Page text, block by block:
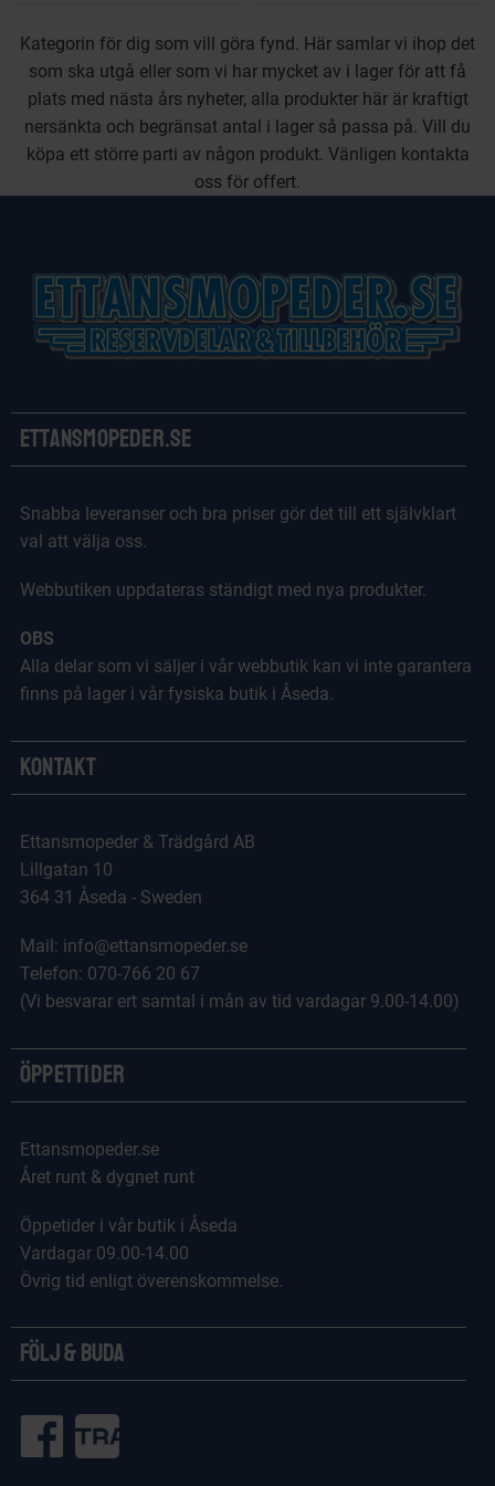
Kategorin för dig som vill göra fynd. Här samlar vi ihop det
som ska utgå eller som vi har mycket av i lager för att få
plats med nästa års nyheter, alla produkter här är kraftigt
nersänkta och begränsat antal i lager så passa på. Vill du
köpa ett större parti av någon produkt. Vänligen kontakta
oss för offert.
Ettansmopeder.se
Snabba leveranser och bra priser gör det till ett självklart
val att välja oss.
Webbutiken uppdateras ständigt med nya produkter.
OBS
Alla delar som vi säljer i vår webbutik kan vi inte garantera
finns på lager i vår fysiska butik i Åseda.
Kontakt
Ettansmopeder & Trädgård AB
Lillgatan 10
364 31 Åseda - Sweden
Mail: info@ettansmopeder.se
Telefon: 070-766 20 67
(Vi besvarar ert samtal i mån av tid vardagar 9.00-14.00)
Öppettider
Ettansmopeder.se
Året runt & dygnet runt
Öppetider i vår butik i Åseda
Vardagar 09.00-14.00
Övrig tid enligt överenskommelse.
Följ & Buda